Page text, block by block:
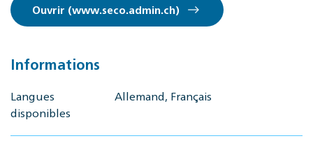
Ouvrir (www.seco.admin.ch)
Informations
Langues
disponibles
Allemand, Français